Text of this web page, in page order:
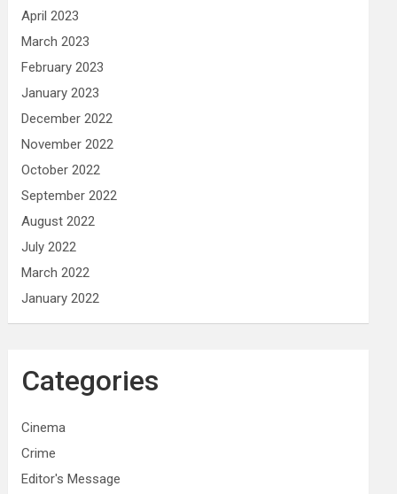
April 2023
March 2023
February 2023
January 2023
December 2022
November 2022
October 2022
September 2022
August 2022
July 2022
March 2022
January 2022
Categories
Cinema
Crime
Editor's Message